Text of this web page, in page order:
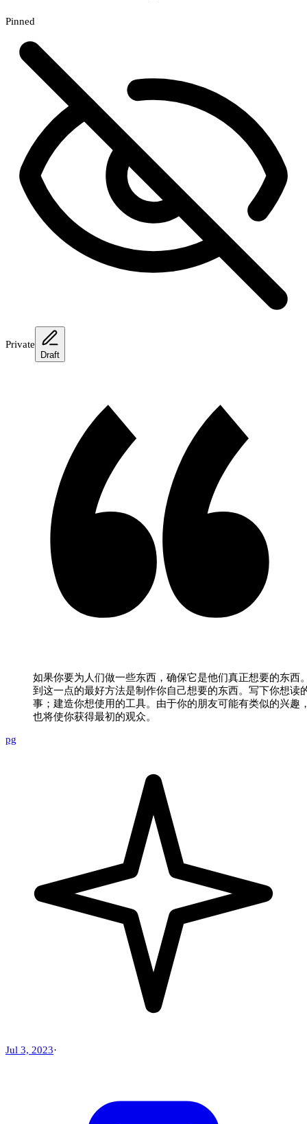
Pinned
Private
Draft
如果你要为人们做一些东西，确保它是他们真正想要的东西
到这一点的最好方法是制作你自己想要的东西。写下你想读
事；建造你想使用的工具。由于你的朋友可能有类似的兴趣
也将使你获得最初的观众。
pg
Jul 3, 2023·